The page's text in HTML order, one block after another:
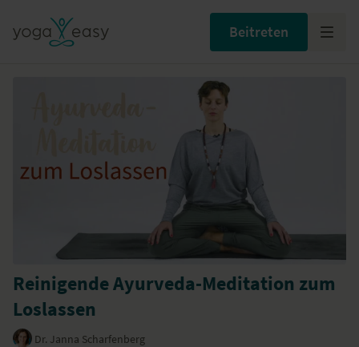
Beitreten
Reinigende Ayurveda-Meditation zum
Loslassen
Dr. Janna Scharfenberg